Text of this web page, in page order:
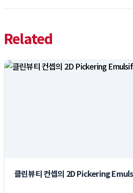
Related
클린뷰티 컨셉의 2D Pickering